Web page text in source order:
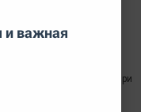
контент,
отдельных авторов.При
и важная